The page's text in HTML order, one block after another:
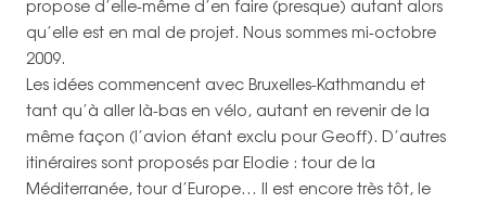
propose d’elle-même d’en faire (presque) autant alors
qu’elle est en mal de projet. Nous sommes mi-octobre
2009.
Les idées commencent avec Bruxelles-Kathmandu et
tant qu’à aller là-bas en vélo, autant en revenir de la
même façon (l’avion étant exclu pour Geoff). D’autres
itinéraires sont proposés par Elodie : tour de la
Méditerranée, tour d’Europe… Il est encore très tôt, le